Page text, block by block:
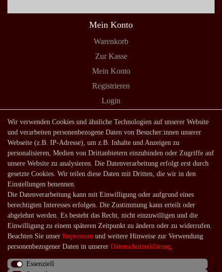
Mein Konto
Warenkorb
Zur Kasse
Mein Konto
Registrieren
Login
Shop
Lagerverkauf
Zahlungsarten
Versandarten und -kosten
Service
Kontakt
Häufige Fragen
Über uns
Wir verwenden Cookies und ähnliche Technologien auf unserer Website
und verarbeiten personenbezogene Daten von Besucher:innen unserer
Webseite (z.B. IP-Adresse), um z.B. Inhalte und Anzeigen zu
personalisieren, Medien von Drittanbietern einzubinden oder Zugriffe auf
unsere Website zu analysieren. Die Datenverarbeitung erfolgt erst durch
gesetzte Cookies. Wir teilen diese Daten mit Dritten, die wir in den
Einstellungen benennen.
Die Datenverarbeitung kann mit Einwilligung oder aufgrund eines
berechtigten Interesses erfolgen. Die Zustimmung kann erteilt oder
abgelehnt werden. Es besteht das Recht, nicht einzuwilligen und die
Einwilligung zu einem späteren Zeitpunkt zu ändern oder zu widerrufen.
Beachten Sie unser Impressum und weitere Hinweise zur Verwendung
personenbezogener Daten in unserer Daten­schutz­erklärung.
Essenziell